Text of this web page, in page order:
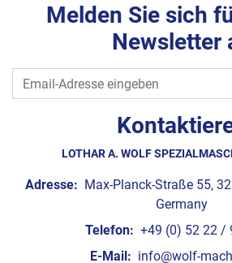
LOTHAR A. WOLF
Adresse: Max-Planck-Straße 55,
Germany
Telefon: +49 (0) 52 22 /
E-Mail: info@wolf-
Melden Sie sich
Newsletter